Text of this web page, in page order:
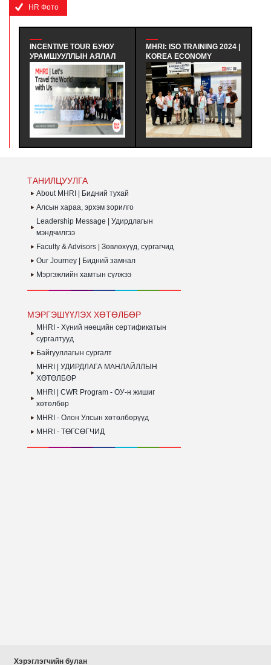
HR Фото
TOUR БУЮУ
АЯЛАЛ
ВЭ? - INCENTIVE
ГЭДЭГ НЬ
БИЗНЕС
УРАМ
ӨГӨХ, ТЭДНИЙ
ҮНЭЛЭХ
ЗОХИОН
MHRI: ISO TRAINING 2024 |
KOREA ECONOMY
CERTIFICATION
REGISTRAR - БНСУ-Н
ЭДИЙН ЗАСГИЙН
ГЭРЧИЛГЭЭЖҮҮЛЭХ
ЗӨВЛӨЛИЙН
МЭРГЭШҮҮЛЭХ ТУСГАЙ
ХӨТӨЛБӨРТ ЗОЧИН
ТӨЛӨӨЛӨГЧӨӨР
ТАНИЛЦАЖ ТУРШЛАГА
ХӨТӨЛБӨР АМЖИЛТТАЙ
ЗОХИОН
МХНИ: ЭЕРЭГ
ҮЙЛ
САЙЖРУУЛАХ
ХАРИЛЦАА
БАГЦ СУРГАЛТ
ХАНДЛАГААР
ҮЙЛ
САЙЖРУУЛАХ
ХАРИЛЦАА
ТАНИЛЦУУЛГА
About MHRI | Бидний тухай
Алсын хараа, эрхэм зорилго
Leadership Message | Удирдлагын
мэндчилгээ
Faculty & Advisors | Зөвлөхүүд, сургагчид
Our Journey | Бидний замнал
Мэргэжлийн хамтын сүлжээ
МЭРГЭШҮҮЛЭХ ХӨТӨЛБӨР
MHRI - Хүний нөөцийн сертификатын
сургалтууд
Байгууллагын сургалт
MHRI | УДИРДЛАГА МАНЛАЙЛЛЫН
ХӨТӨЛБӨР
MHRI | CWR Program - ОУ-н жишиг
хөтөлбөр
MHRI - Олон Улсын хөтөлбөрүүд
MHRI - ТӨГСӨГЧИД
Хэрэглэгчийн булан